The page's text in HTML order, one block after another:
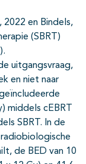
2022 en Bindels,
(SBRT)
uitgangsvraag,
en niet naar
middels cEBRT
SBRT. In de
de BED van 10